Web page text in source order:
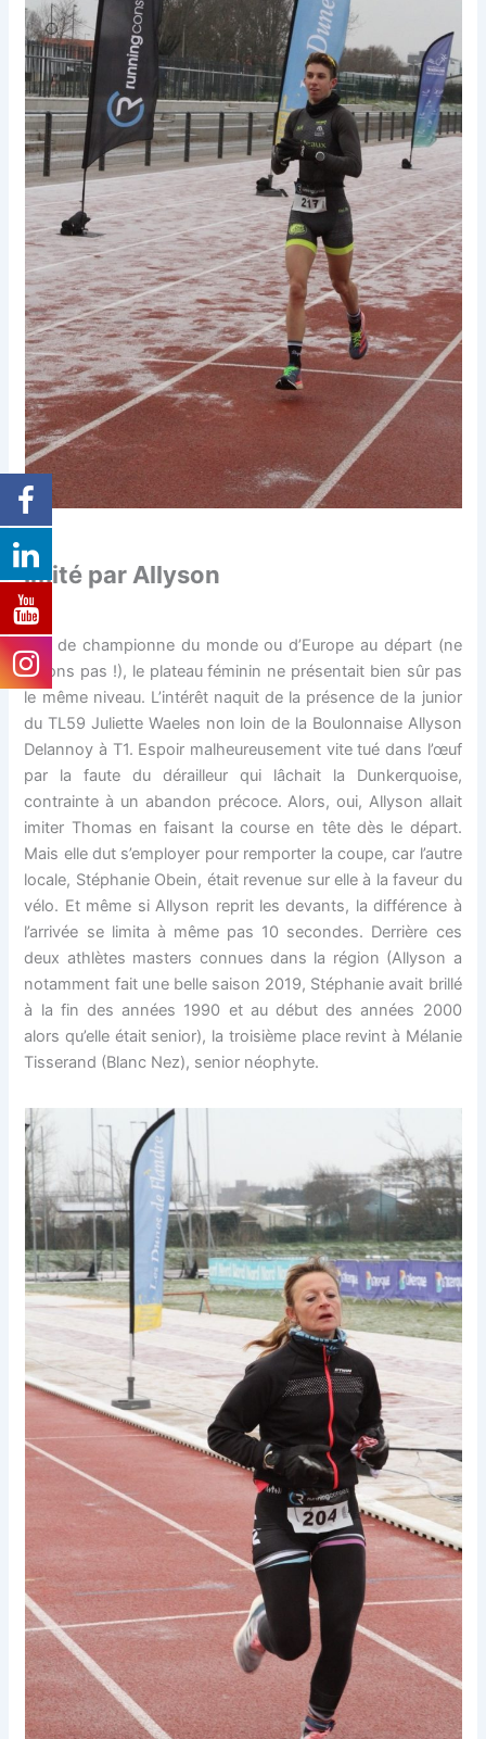
Imité par Allyson
Pas de championne du monde ou d’Europe au départ (ne
rêvons pas !), le plateau féminin ne présentait bien sûr pas
le même niveau. L’intérêt naquit de la présence de la junior
du TL59 Juliette Waeles non loin de la Boulonnaise Allyson
Delannoy à T1. Espoir malheureusement vite tué dans l’œuf
par la faute du dérailleur qui lâchait la Dunkerquoise,
contrainte à un abandon précoce. Alors, oui, Allyson allait
imiter Thomas en faisant la course en tête dès le départ.
Mais elle dut s’employer pour remporter la coupe, car l’autre
locale, Stéphanie Obein, était revenue sur elle à la faveur du
vélo. Et même si Allyson reprit les devants, la différence à
l’arrivée se limita à même pas 10 secondes. Derrière ces
deux athlètes masters connues dans la région (Allyson a
notamment fait une belle saison 2019, Stéphanie avait brillé
à la fin des années 1990 et au début des années 2000
alors qu’elle était senior), la troisième place revint à Mélanie
Tisserand (Blanc Nez), senior néophyte.